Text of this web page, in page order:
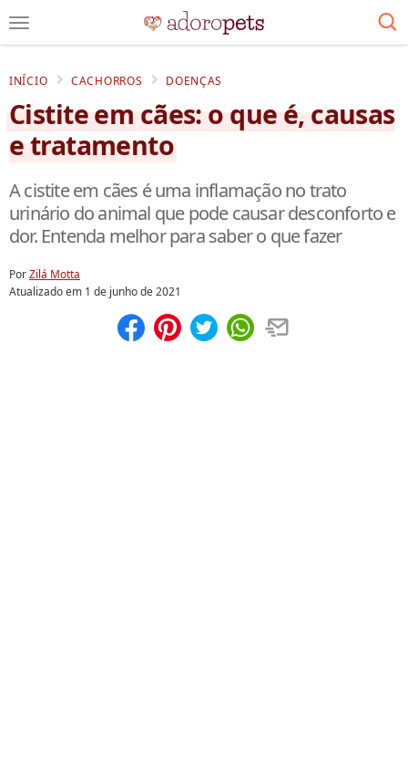
INÍCIO CACHORROS DOENÇAS
Cistite em cães: o que é, causas
e tratamento
A cistite em cães é uma inflamação no trato
urinário do animal que pode causar desconforto e
dor. Entenda melhor para saber o que fazer
PorZilá Motta
Atualizado em 1 de junho de 2021